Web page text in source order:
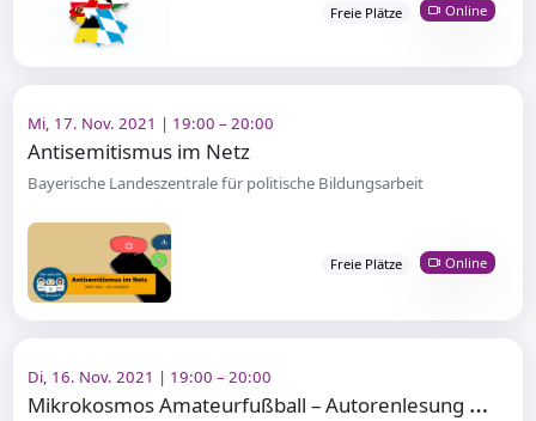
Freie Plätze Online
Mi, 17. Nov. 2021 | 19:00 – 20:00
Antisemitismus im Netz
Bayerische Landeszentrale für politische Bildungsarbeit
Freie Plätze Online
Di, 16. Nov. 2021 | 19:00 – 20:00
M
ikrokosmos Amateurfußball – Autorenlesung „Nicht wie ihr“ mit Tonio Schachinger